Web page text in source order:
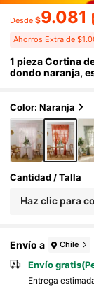
Desde $9.081
Ahorros Extra de
1 pieza Cortina
dondo naranja,
na, cocina,
Color: Naranja
Cantidad / Talla
Haz clic para
Envío a Chile
Envío
Entrega